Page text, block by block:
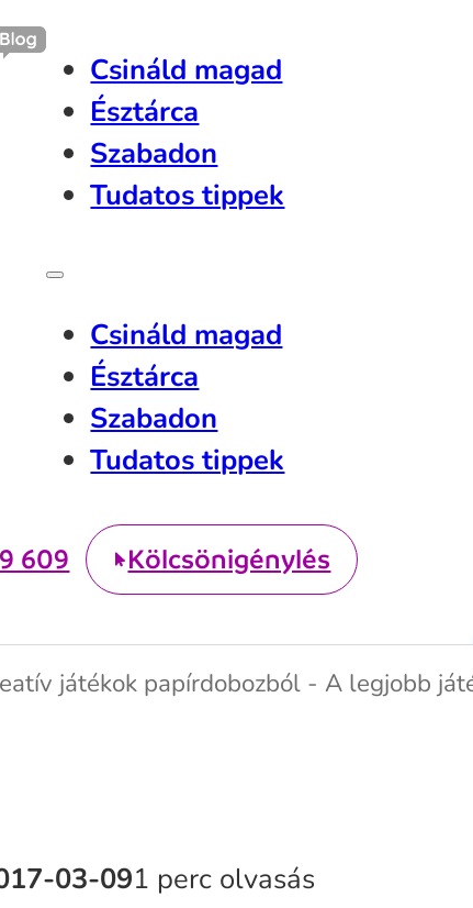
Csináld magad
Észtárca
Szabadon
Tudatos tippek
Csináld magad
Észtárca
Szabadon
Tudatos tippek
609 Kölcsönigénylés
játékok papírdobozból - A legjobb
03-091 perc olvasás